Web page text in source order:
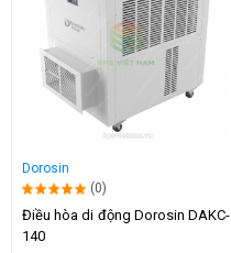
Dorosin
(0)
Điều hòa di động Dorosin DAKC-
140